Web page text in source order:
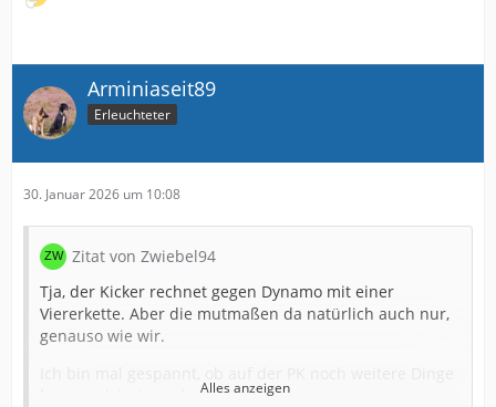
Arminiaseit89
Erleuchteter
30. Januar 2026 um 10:08
Zitat von Zwiebel94
Tja, der Kicker rechnet gegen Dynamo mit einer
Viererkette. Aber die mutmaßen da natürlich auch nur,
genauso wie wir.
kommuniziert werden.Alles anzeigen